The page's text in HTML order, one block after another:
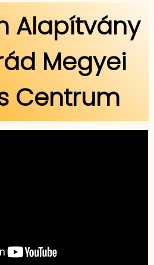
Alapítvány
Megyei
Centrum